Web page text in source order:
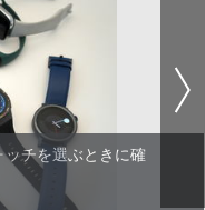
チを選ぶときに確